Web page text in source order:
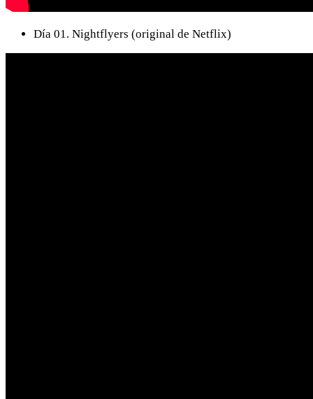
Día 01. Nightflyers (original de Netflix)